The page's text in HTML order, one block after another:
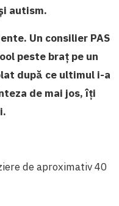
autism.
Un consilier PAS
peste braț pe un
după ce ultimul i-a
de mai jos, îți
de aproximativ 40